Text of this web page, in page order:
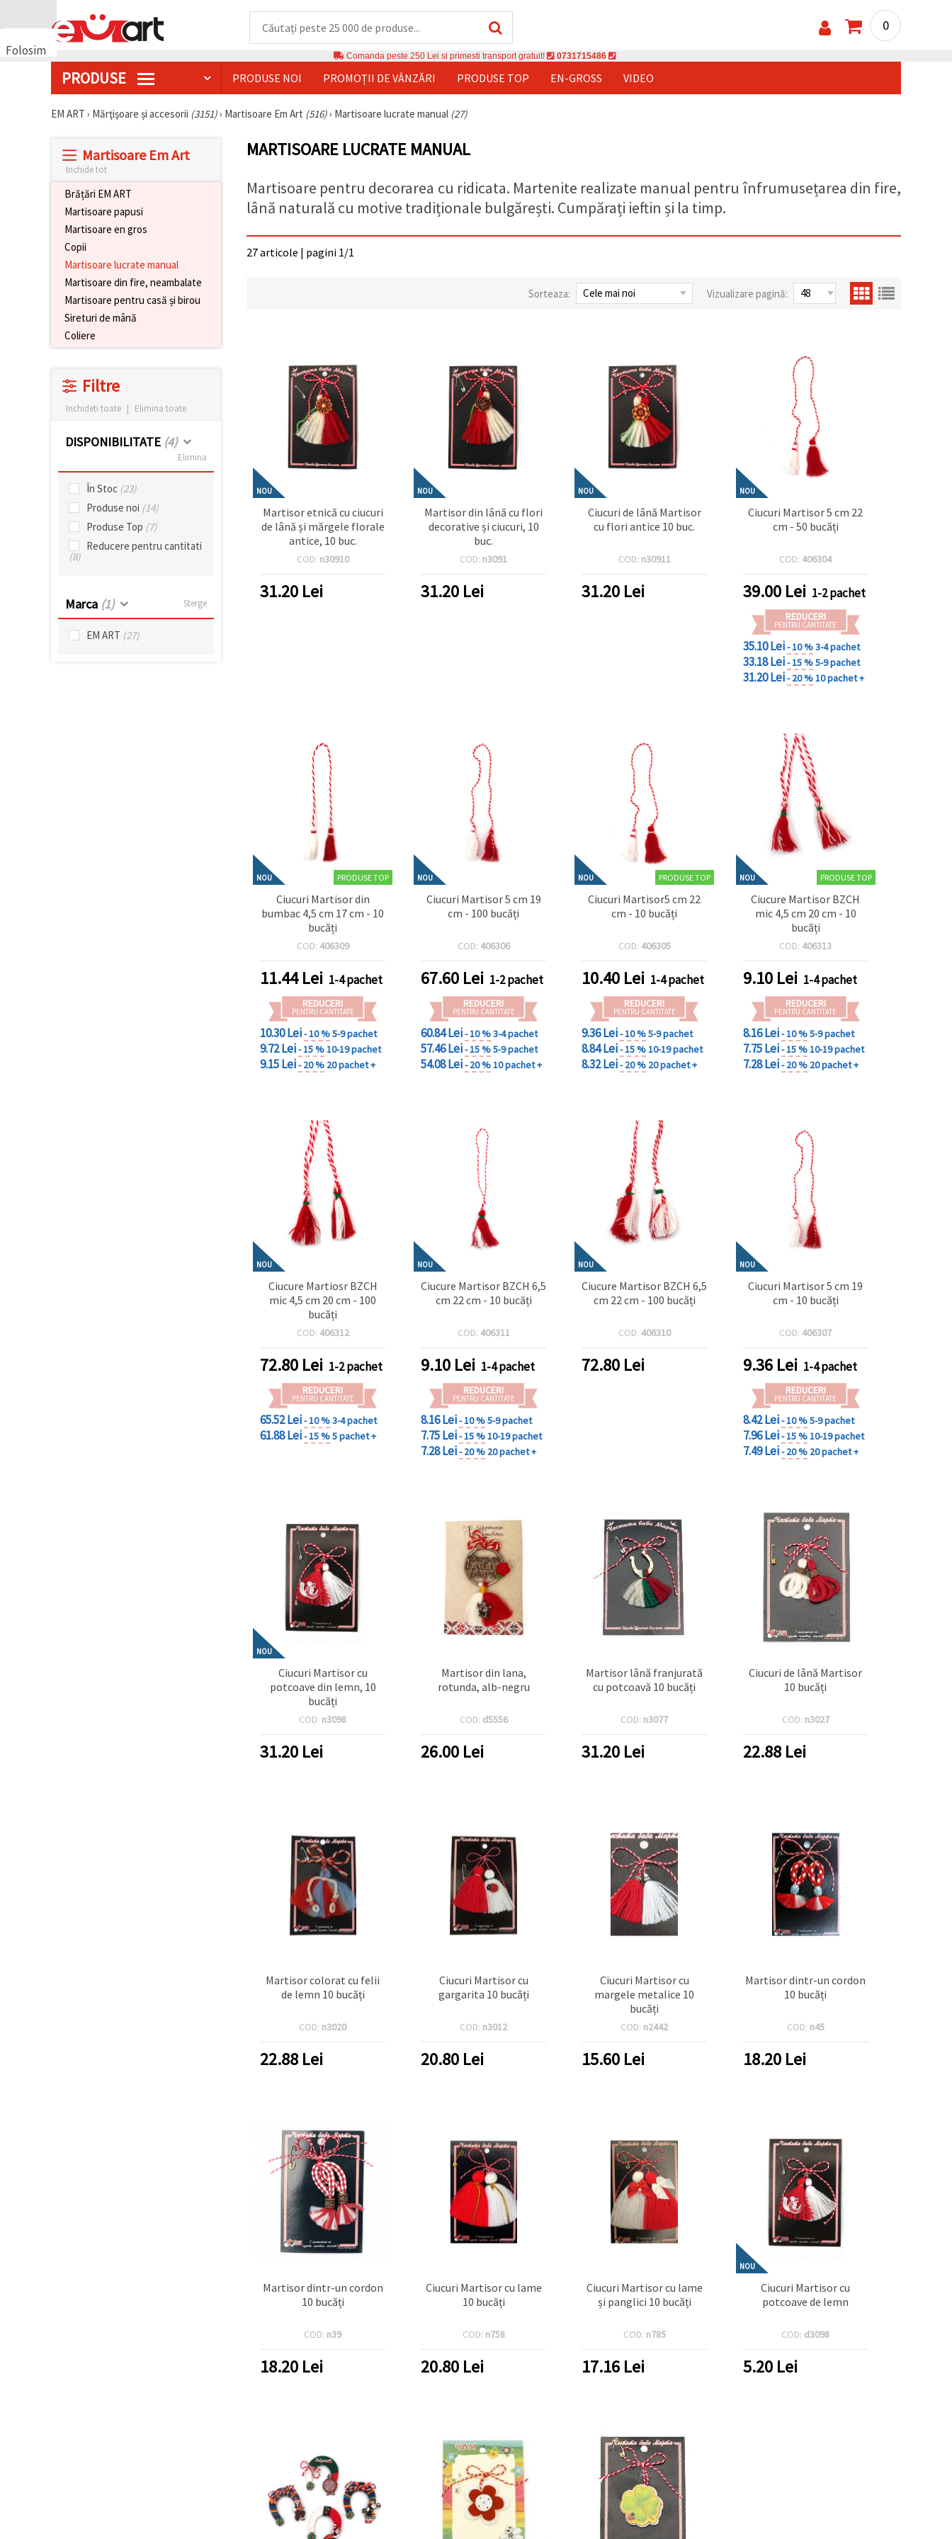
Folosim
funcționarea
dumneavoastră,
0
Comanda peste 250 Lei si primesti transport gratuit! 0731715486
PRODUSE PRODUSE NOI PROMOȚII DE VÂNZĂRI PRODUSE TOP EN-GROSS VIDEO
EM ART › Mărţişoare și accesorii (3151)› Martisoare Em Art (516)› Martisoare lucrate manual (27)
Martisoare Em Art
Inchide tot
Brățări EM ART
Martisoare papusi
Martisoare en gros
Copii
Martisoare lucrate manual
Martisoare din fire, neambalate
Martisoare pentru casă și birou
Sireturi de mână
Coliere
Filtre
Inchideti toate | Elimina toate
DISPONIBILITATE (4)
Elimina
În Stoc (23)
Produse noi (14)
Produse Top (7)
Reducere pentru cantitati
(8)
Marca (1) Sterge
EM ART (27)
MARTISOARE LUCRATE MANUAL
Martisoare pentru decorarea cu ridicata. Martenite realizate manual pentru înfrumusețarea din fire,
lână naturală cu motive tradiționale bulgărești. Cumpărați ieftin și la timp.
27 articole | pagini 1/1
Sorteaza: Vizualizare pagină:
NOU
Martisor etnică cu ciucuri
de lână și mărgele florale
antice, 10 buc.
COD: n30910
31.20 Lei
NOU
Martisor din lână cu flori
decorative și ciucuri, 10
buc.
COD: n3091
31.20 Lei
NOU
Ciucuri de lână Martisor
cu flori antice 10 buc.
COD: n30911
31.20 Lei
NOU
Ciucuri Martisor 5 cm 22
cm - 50 bucăți
COD: 406304
39.00Lei 1-2 pachet
REDUCERI
PENTRU CANTITATE
35.10 Lei- 10 %3-4 pachet
33.18 Lei- 15 %5-9 pachet
31.20 Lei- 20 %10 pachet +
NOU PRODUSE TOP
Ciucuri Martisor din
bumbac 4,5 cm 17 cm - 10
bucăți
COD: 406309
11.44Lei 1-4 pachet
REDUCERI
PENTRU CANTITATE
10.30 Lei- 10 %5-9 pachet
9.72 Lei- 15 %10-19 pachet
9.15 Lei- 20 % 20 pachet +
NOU
Ciucuri Martisor 5 cm 19
cm - 100 bucăți
COD: 406306
67.60 Lei 1-2 pachet
REDUCERI
PENTRU CANTITATE
60.84 Lei- 10 %3-4 pachet
57.46 Lei- 15 %5-9 pachet
54.08 Lei- 20 %10 pachet +
NOU PRODUSE TOP
Ciucuri Martisor5 cm 22
cm - 10 bucăți
COD: 406305
10.40 Lei 1-4 pachet
REDUCERI
PENTRU CANTITATE
9.36 Lei- 10 %5-9 pachet
8.84 Lei- 15 %10-19 pachet
8.32 Lei- 20 % 20 pachet +
NOU PRODUSE TOP
Ciucure Martisor BZCH
mic 4,5 cm 20 cm - 10
bucăți
COD: 406313
9.10Lei 1-4 pachet
REDUCERI
PENTRU CANTITATE
8.16 Lei- 10 %5-9 pachet
7.75 Lei- 15 %10-19 pachet
7.28 Lei- 20 % 20 pachet +
NOU
Ciucure Martiosr BZCH
mic 4,5 cm 20 cm - 100
bucăți
COD: 406312
72.80 Lei 1-2 pachet
REDUCERI
PENTRU CANTITATE
65.52 Lei- 10 %3-4 pachet
61.88 Lei- 15 %5 pachet +
NOU
Ciucure Martisor BZCH 6,5
cm 22 cm - 10 bucăți
COD: 406311
9.10 Lei 1-4 pachet
REDUCERI
PENTRU CANTITATE
8.16 Lei- 10 %5-9 pachet
7.75 Lei- 15 %10-19 pachet
7.28 Lei- 20 % 20 pachet +
NOU
Ciucure Martisor BZCH 6,5
cm 22 cm - 100 bucăți
COD: 406310
72.80 Lei
NOU
Ciucuri Martisor 5 cm 19
cm - 10 bucăți
COD: 406307
9.36Lei 1-4 pachet
REDUCERI
PENTRU CANTITATE
8.42 Lei- 10 %5-9 pachet
7.96 Lei- 15 %10-19 pachet
7.49 Lei- 20 % 20 pachet +
NOU
Ciucuri Martisor cu
potcoave din lemn, 10
bucăți
COD: n3098
31.20 Lei
Martisor din lana,
rotunda, alb-negru
COD: d5556
26.00 Lei
Martisor lână franjurată
cu potcoavă 10 bucăți
COD: n3077
31.20 Lei
Ciucuri de lână Martisor
10 bucăți
COD: n3027
22.88Lei
Martisor colorat cu felii
de lemn 10 bucăți
COD: n3020
22.88 Lei
Ciucuri Martisor cu
gargarita 10 bucăți
COD: n3012
20.80 Lei
Ciucuri Martisor cu
margele metalice 10
bucăți
COD: n2442
15.60 Lei
Martisor dintr-un cordon
10 bucăți
COD: n45
18.20Lei
Martisor dintr-un cordon
10 bucăți
COD: n39
18.20 Lei
Ciucuri Martisor cu lame
10 bucăți
COD: n758
20.80 Lei
Ciucuri Martisor cu lame
și panglici 10 bucăți
COD: n785
17.16 Lei
NOU
Ciucuri Martisor cu
potcoave de lemn
COD: d3098
5.20Lei